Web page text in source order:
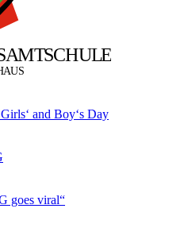
AMTSCHULE
AUS
and Boy‘s Day
goes viral“